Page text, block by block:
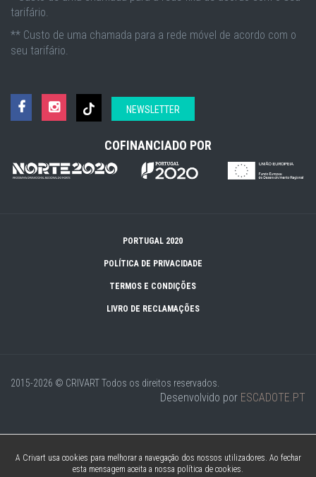
tarifário.
** Custo de uma chamada para a rede móvel de acordo com o
seu tarifário.
NEWSLETTER
COFINANCIADO POR
PORTUGAL 2020
POLÍTICA DE PRIVACIDADE
TERMOS E CONDIÇÕES
LIVRO DE RECLAMAÇÕES
2015-2026 © CRIVARTTodos os direitos reservados.
Desenvolvido por ESCADOTE.PT
A Crivart usa cookies para melhorar a navegação dos nossos utilizadores. Ao fechar
esta mensagem aceita a nossa política de cookies.